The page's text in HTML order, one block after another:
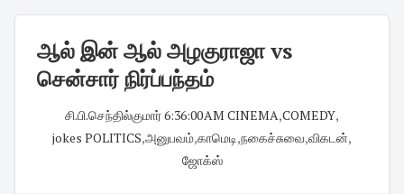
ஆல் இன் ஆல் அழகுராஜா vs
சென்சார் நிர்ப்பந்தம்
சி.பி.செந்தில்குமார்6:36:00 AM CINEMA,COMEDY,
jokes POLITICS,அனுபவம்,காமெடி,நகைச்சுவை,விகடன்,
ஜோக்ஸ்